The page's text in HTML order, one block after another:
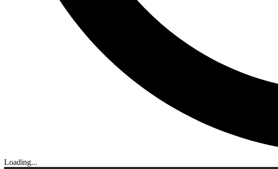
Loading...